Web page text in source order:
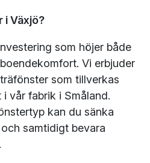
i Växjö?
som höjer både
Vi erbjuder
som tillverkas
vår fabrik i Småland.
kan du sänka
samtidigt bevara